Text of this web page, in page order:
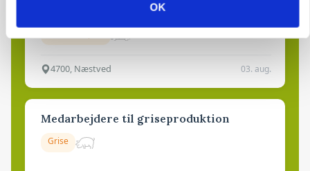
OK
4700, Næstved 03. aug.
Medarbejdere til griseproduktion
Grise